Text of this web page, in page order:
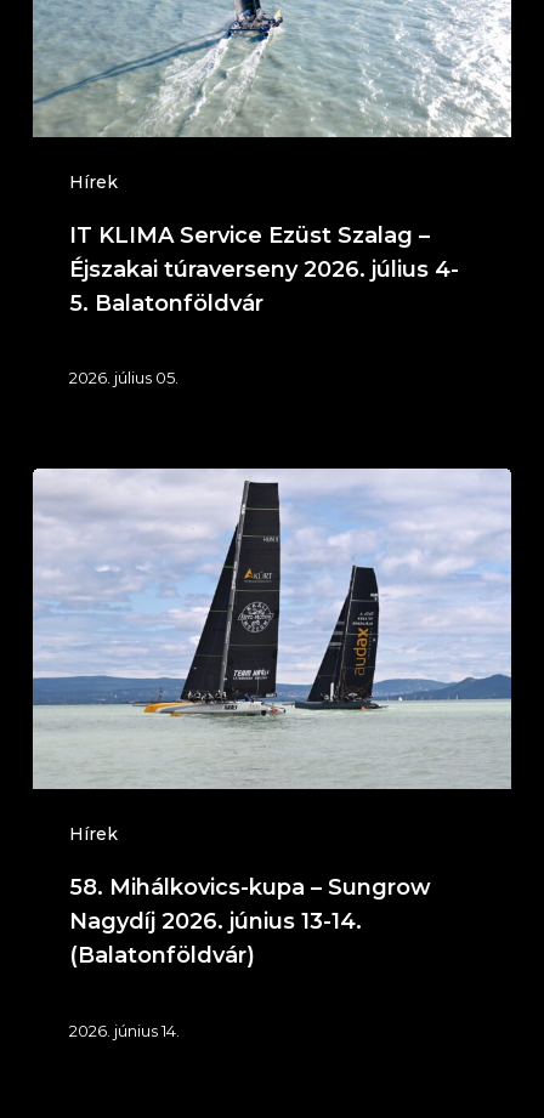
Hírek
–
Éjszakai
túraverseny
2026.
július
Balatonföldvár
IT KLIMA Service Ezüst Szalag –
Éjszakai túraverseny 2026. július 4-
5. Balatonföldvár
2026. július 05.
Hírek
58.
Mihálkovics-
kupa
–
Sungrow
Nagydíj
2026.
június
13-
(Balatonföldvár)
58. Mihálkovics-kupa – Sungrow
Nagydíj 2026. június 13-14.
(Balatonföldvár)
2026. június 14.